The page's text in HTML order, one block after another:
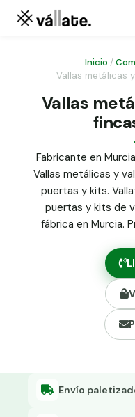
Malla ganadera
Malla simple
Malla triple
Panel malla H.
Puerta abatible
Puerta acceso
Poste malla
Poste malla
Alambre de
Alambre liso
Malla
Abrazadera
Grapa malla H.
Inicio /
Vallas metálicas
Vallas
Fabricante en
Vallas metálicas y
puertas y kits.
puertas y kits de
fábrica en Murcia.
Envío